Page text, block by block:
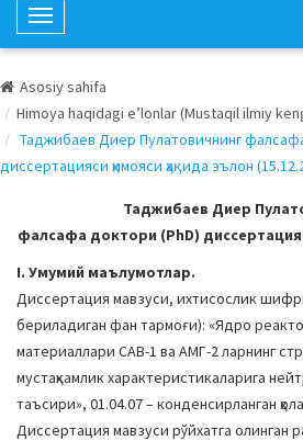
T
o
g
e
N
v
g
a
t
i
o
n
Asosiy sahifa
Himoya haqidagi e’lonlar (Mustaqil ilmiy
Таджибаев Диер Пулатовичнинг
диссертацияси ҳимояси ҳақида эълон
Таджибаев Диер
фалсафа доктори (PhD)
I. Умумий маълумотлар.
Диссертация мавзуси, ихтисослик
бериладиган фан тармоғи): «Ядро
материаллари САВ-1 ва АМГ-2 ларнинг
мустаҳкамлик характеристикаларига
таъсири», 01.04.07 – конденсирланган
Диссертация мавзуси рўйхатга олинган